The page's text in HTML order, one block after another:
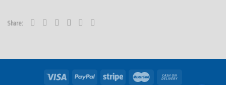
Share: